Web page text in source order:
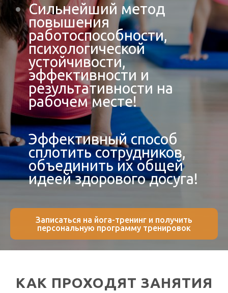
Сильнейший метод
повышения
работоспособности,
психологической
устойчивости,
эффективности и
результативности на
рабочем месте!
Эффективный способ
сплотить сотрудников,
объединить их общей
идеей здорового досуга!
Записаться на йога-тренинг и получить
персональную программу тренировок
КАК ПРОХОДЯТ ЗАНЯТИЯ